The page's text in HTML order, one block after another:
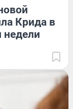
Крида в
недели